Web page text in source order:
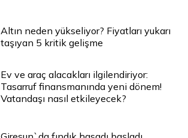
Altın neden yükseliyor? Fiyatları yukarı
taşıyan 5 kritik gelişme
Ev ve araç alacakları ilgilendiriyor:
Tasarruf finansmanında yeni dönem!
Vatandaşı nasıl etkileyecek?